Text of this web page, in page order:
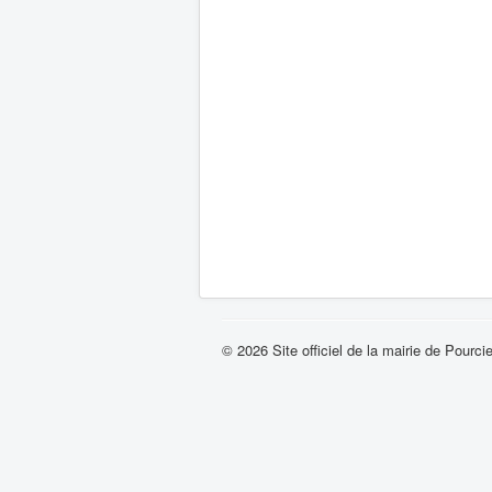
© 2026 Site officiel de la mairie de